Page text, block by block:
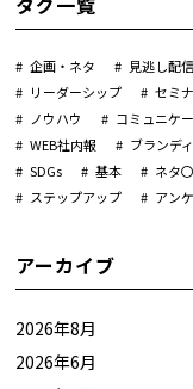
企画・ネタ 見逃し配信
リーダーシップ
セミ
ノウハウ
コミュニケ
WEB社内報
ブランデ
SDGs
基本 ネタ
ステップアップ
アン
アーカイブ
2026年8月
2026年6月